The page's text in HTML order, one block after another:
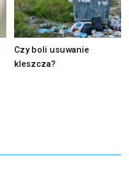
Czy boli usuwanie
kleszcza?